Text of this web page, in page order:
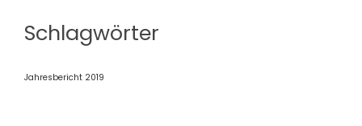
Schlagwörter
Jahresbericht 2019